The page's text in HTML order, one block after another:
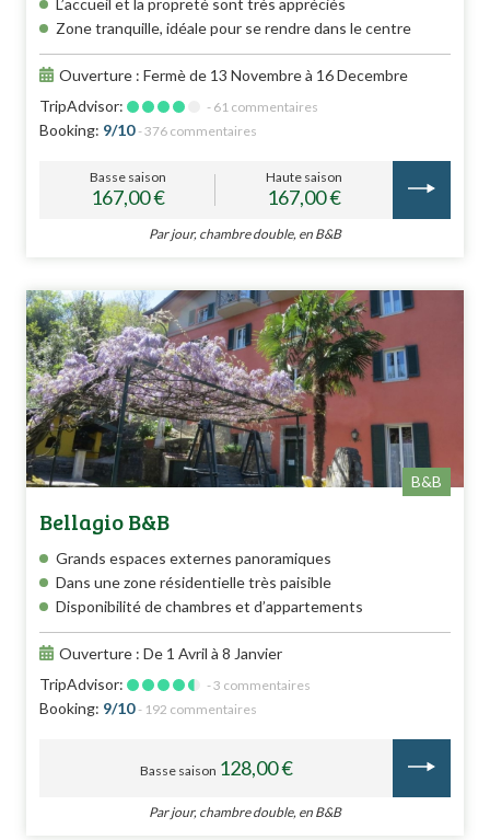
L’accueil et la propreté sont très appréciés
Zone tranquille, idéale pour se rendre dans le centre
Ouverture : Fermè de 13 Novembre à 16 Decembre
TripAdvisor:
- 61 commentaires
Booking: 9/10 - 376 commentaires
Basse saison
167,00 €
Haute saison
167,00 €
Par jour, chambre double, en B&B
B&B
Bellagio B&B
Grands espaces externes panoramiques
Dans une zone résidentielle très paisible
Disponibilité de chambres et d’appartements
Ouverture : De 1 Avril à 8 Janvier
TripAdvisor:
- 3 commentaires
Booking: 9/10 - 192 commentaires
Basse saison 128,00 €
Par jour, chambre double, en B&B